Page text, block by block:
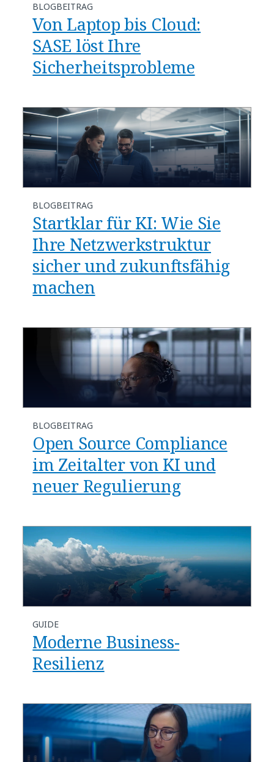
BLOGBEITRAG
Von Laptop bis Cloud:
SASE löst Ihre
Sicherheitsprobleme
BLOGBEITRAG
Startklar für KI: Wie Sie
Ihre Netzwerkstruktur
sicher und zukunftsfähig
machen
BLOGBEITRAG
Open Source Compliance
im Zeitalter von KI und
neuer Regulierung
GUIDE
Moderne Business-
Resilienz